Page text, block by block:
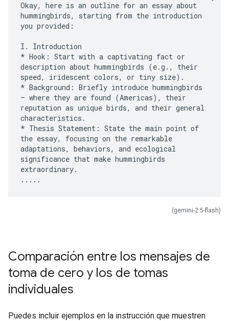
Okay, here is an outline for an essay about
hummingbirds, starting from the introduction
you provided:
I. Introduction
* Hook: Start with a captivating fact or
description about hummingbirds (e.g., their
speed, iridescent colors, or tiny size).
* Background: Briefly introduce hummingbirds
– where they are found (Americas), their
reputation as unique birds, and their general
characteristics.
* Thesis Statement: State the main point of
the essay, focusing on the remarkable
adaptations, behaviors, and ecological
significance that make hummingbirds
extraordinary.
(gemini-2.5-flash)
Comparación entre los mensajes de
toma de cero y los de tomas
individuales
Puedes incluir ejemplos en la instrucción que muestren